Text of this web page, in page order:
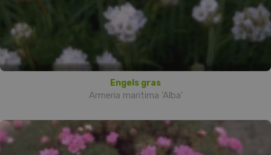
Engels gras
Armeria maritima 'Alba'